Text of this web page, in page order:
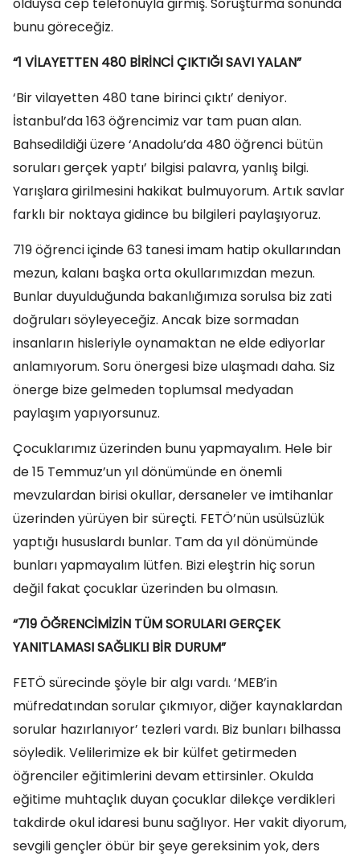
bunu göreceğiz.
“1 VİLAYETTEN 480 BİRİNCİ ÇIKTIĞI SAVI YALAN”
‘Bir vilayetten 480 tane birinci çıktı’ deniyor.
İstanbul’da 163 öğrencimiz var tam puan alan.
Bahsedildiği üzere ‘Anadolu’da 480 öğrenci bütün
soruları gerçek yaptı’ bilgisi palavra, yanlış bilgi.
Yarışlara girilmesini hakikat bulmuyorum. Artık savlar
farklı bir noktaya gidince bu bilgileri paylaşıyoruz.
719 öğrenci içinde 63 tanesi imam hatip okullarından
mezun, kalanı başka orta okullarımızdan mezun.
Bunlar duyulduğunda bakanlığımıza sorulsa biz zati
doğruları söyleyeceğiz. Ancak bize sormadan
insanların hisleriyle oynamaktan ne elde ediyorlar
anlamıyorum. Soru önergesi bize ulaşmadı daha. Siz
önerge bize gelmeden toplumsal medyadan
paylaşım yapıyorsunuz.
Çocuklarımız üzerinden bunu yapmayalım. Hele bir
de 15 Temmuz’un yıl dönümünde en önemli
mevzulardan birisi okullar, dersaneler ve imtihanlar
üzerinden yürüyen bir süreçti. FETÖ’nün usülsüzlük
yaptığı hususlardı bunlar. Tam da yıl dönümünde
bunları yapmayalım lütfen. Bizi eleştrin hiç sorun
değil fakat çocuklar üzerinden bu olmasın.
“719 ÖĞRENCİMİZİN TÜM SORULARI GERÇEK
YANITLAMASI SAĞLIKLI BİR DURUM”
FETÖ sürecinde şöyle bir algı vardı. ‘MEB’in
müfredatından sorular çıkmıyor, diğer kaynaklardan
sorular hazırlanıyor’ tezleri vardı. Biz bunları bilhassa
söyledik. Velilerimize ek bir külfet getirmeden
öğrenciler eğitimlerini devam ettirsinler. Okulda
eğitime muhtaçlık duyan çocuklar dilekçe verdikleri
takdirde okul idaresi bunu sağlıyor. Her vakit diyorum,
sevgili gençler öbür bir şeye gereksinim yok, ders